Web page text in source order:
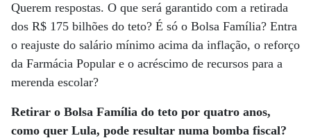
Querem respostas. O que será garantido com a retirada
dos R$ 175 bilhões do teto? É só o Bolsa Família? Entra
o reajuste do salário mínimo acima da inflação, o reforço
da Farmácia Popular e o acréscimo de recursos para a
merenda escolar?
Retirar o Bolsa Família do teto por quatro anos,
como quer Lula, pode resultar numa bomba fiscal?